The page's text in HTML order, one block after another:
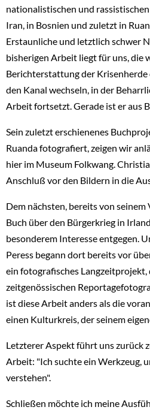
nationalistischen und
Iran, in Bosnien und zuletzt in
Erstaunliche und letztlich schwer
bisherigen Arbeit liegt für uns, die
Berichterstattung der Krisenherde
den Kanal wechseln, in der
Arbeit fortsetzt. Gerade ist er aus
Sein zuletzt erschienenes
Ruanda fotografiert, zeigen wir
hier im Museum Folkwang.
Anschluß vor den Bildern in die
Dem nächsten, bereits von seinem
Buch über den Bürgerkrieg in
besonderem Interesse entgegen.
Peress begann dort bereits vor
ein fotografisches Langzeitprojekt,
zeitgenössischen
ist diese Arbeit anders als die
einen Kulturkreis, der seinem
Letzterer Aspekt führt uns zurück
Arbeit: "Ich suchte ein Werkzeug,
verstehen".
Schließen möchte ich meine